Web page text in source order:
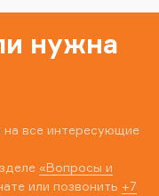
нужна
все интересующие
«Вопросы и
или позвонить +7